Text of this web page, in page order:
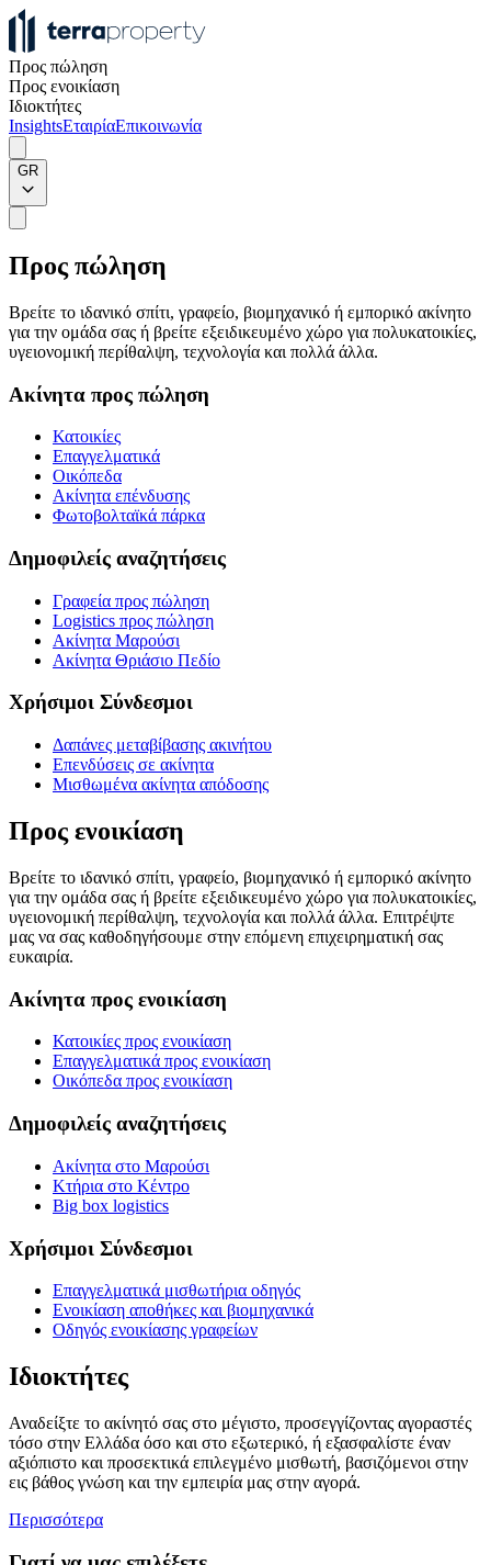
Προς πώληση
Προς ενοικίαση
Ιδιοκτήτες
InsightsΕταιρίαΕπικοινωνία
GR
Προς πώληση
Βρείτε το ιδανικό σπίτι, γραφείο, βιομηχανικό ή εμπορικό ακίνητο
για την ομάδα σας ή βρείτε εξειδικευμένο χώρο για πολυκατοικίες,
υγειονομική περίθαλψη, τεχνολογία και πολλά άλλα.
Ακίνητα προς πώληση
Κατοικίες
Επαγγελματικά
Οικόπεδα
Ακίνητα επένδυσης
Φωτοβολταϊκά πάρκα
Δημοφιλείς αναζητήσεις
Γραφεία προς πώληση
Logistics προς πώληση
Ακίνητα Μαρούσι
Ακίνητα Θριάσιο Πεδίο
Χρήσιμοι Σύνδεσμοι
Δαπάνες μεταβίβασης ακινήτου
Επενδύσεις σε ακίνητα
Μισθωμένα ακίνητα απόδοσης
Προς ενοικίαση
Βρείτε το ιδανικό σπίτι, γραφείο, βιομηχανικό ή εμπορικό ακίνητο
για την ομάδα σας ή βρείτε εξειδικευμένο χώρο για πολυκατοικίες,
υγειονομική περίθαλψη, τεχνολογία και πολλά άλλα. Επιτρέψτε
μας να σας καθοδηγήσουμε στην επόμενη επιχειρηματική σας
ευκαιρία.
Ακίνητα προς ενοικίαση
Κατοικίες προς ενοικίαση
Επαγγελματικά προς ενοικίαση
Οικόπεδα προς ενοικίαση
Δημοφιλείς αναζητήσεις
Ακίνητα στο Μαρούσι
Κτήρια στο Κέντρο
Big box logistics
Χρήσιμοι Σύνδεσμοι
Επαγγελματικά μισθωτήρια οδηγός
Ενοικίαση αποθήκες και βιομηχανικά
Οδηγός ενοικίασης γραφείων
Ιδιοκτήτες
Αναδείξτε το ακίνητό σας στο μέγιστο, προσεγγίζοντας αγοραστές
τόσο στην Ελλάδα όσο και στο εξωτερικό, ή εξασφαλίστε έναν
αξιόπιστο και προσεκτικά επιλεγμένο μισθωτή, βασιζόμενοι στην
εις βάθος γνώση και την εμπειρία μας στην αγορά.
Περισσότερα